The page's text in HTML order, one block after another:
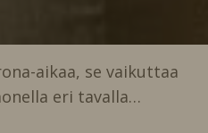
aikaa, se vaikuttaa
eri tavalla…